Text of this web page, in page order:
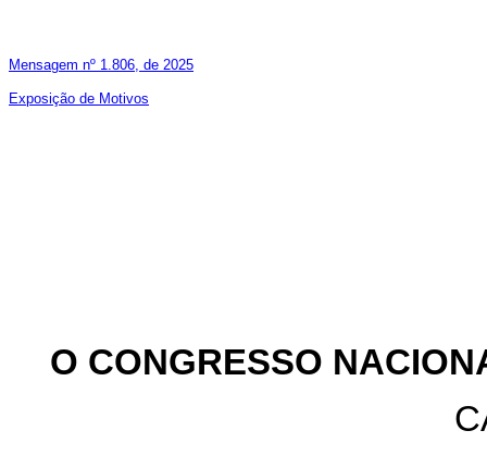
Mensagem nº 1.806, de 2025
Exposição de Motivos
O CONGRESSO